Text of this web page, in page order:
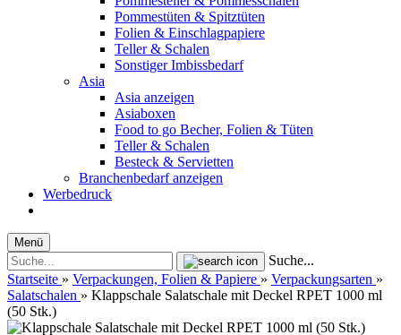
Pommestüten & Spitztüten
Folien & Einschlagpapiere
Teller & Schalen
Sonstiger Imbissbedarf
Asia
Asia anzeigen
Asiaboxen
Food to go Becher, Folien & Tüten
Teller & Schalen
Besteck & Servietten
Branchenbedarf anzeigen
Werbedruck
Menü
Suche...
Startseite » Verpackungen, Folien & Papiere » Verpackungsarten »
Salatschalen » Klappschale Salatschale mit Deckel RPET 1000 ml
(50 Stk.)